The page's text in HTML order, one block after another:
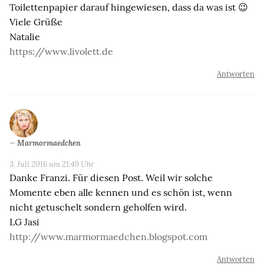
Toilettenpapier darauf hingewiesen, dass da was ist 😉
Viele Grüße
Natalie
https://www.livolett.de
Antworten
Marmormaedchen
3. Juli 2016 um 21:49 Uhr
Danke Franzi. Für diesen Post. Weil wir solche
Momente eben alle kennen und es schön ist, wenn
nicht getuschelt sondern geholfen wird.
LG Jasi
http://www.marmormaedchen.blogspot.com
Antworten